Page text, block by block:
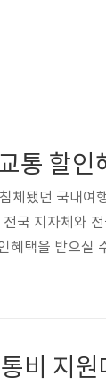
통 할인
체됐던 국내여
국 지자체와
혜택을 받으실
빠르게 할인